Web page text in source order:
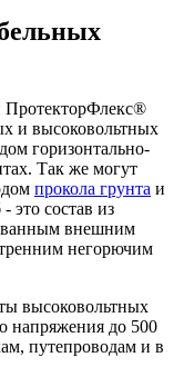
ПротекторФлекс®
и высоковольтных
горизонтально-
Так же могут
прокола грунта и
это состав из
внешним
негорючим
высоковольтных
напряжения до 500
путепроводам и в